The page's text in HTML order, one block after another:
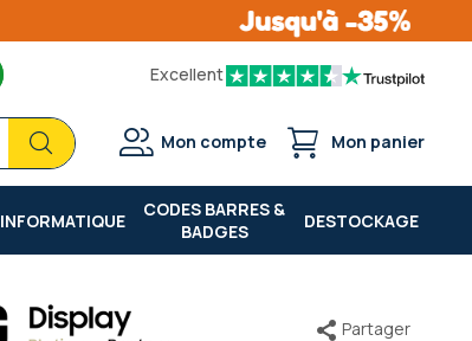
Excellent
Chercher
Chercher
Mon compte Mon panier
INFORMATIQUE
CODES BARRES &
BADGES
DESTOCKAGE
Partager